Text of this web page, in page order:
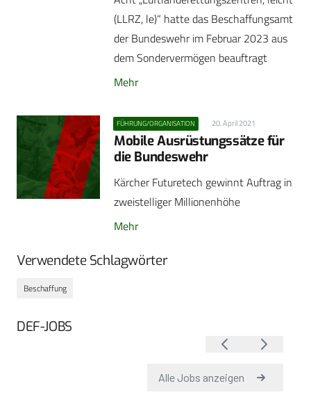
(LLRZ, le)“ hatte das Beschaffungsamt
der Bundeswehr im Februar 2023 aus
dem Sondervermögen beauftragt
Mehr
FÜHRUNG/ORGANISATION 20. April 2021
Mobile Ausrüstungssätze für
die Bundeswehr
Kärcher Futuretech gewinnt Auftrag in
zweistelliger Millionenhöhe
Mehr
Verwendete Schlagwörter
Beschaffung
DEF-JOBS